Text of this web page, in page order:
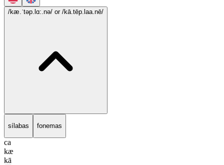
/kæ.ˈtəp.lɑ:.nə/ or /kā.tēp.laa.nē/
sílabas fonemas
ca
kæ
kā